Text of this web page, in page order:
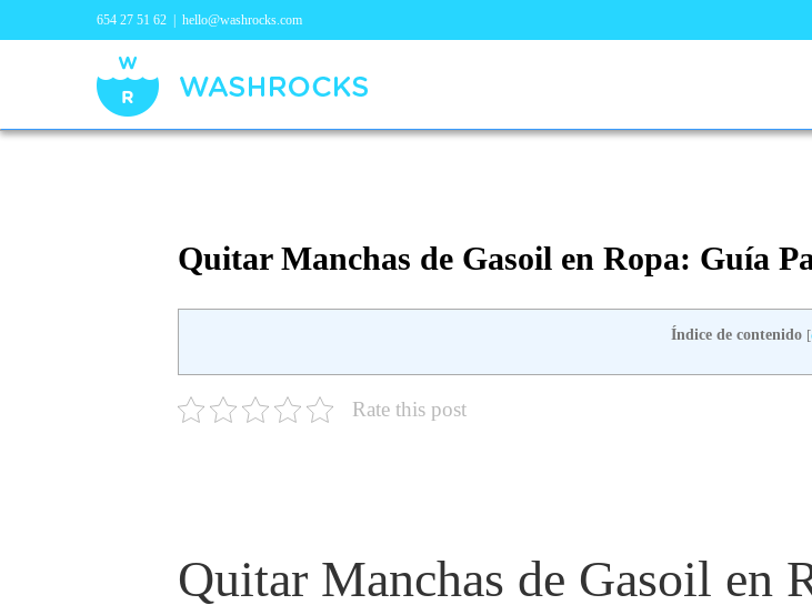
654 27 51 62 | hello@washrocks.com
Quitar Manchas de Gasoil en Ropa: Guía
Índice de contenido [
Rate this post
Quitar Manchas de Gasoil en